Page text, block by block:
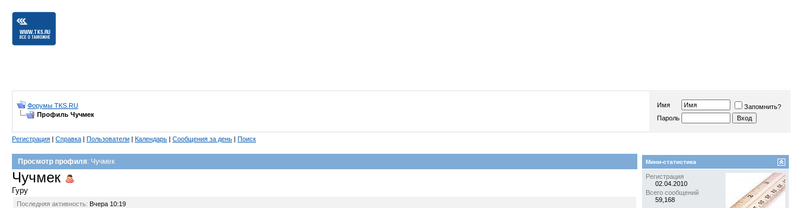
Форумы TKS.RU
Профиль Чучмек
Имя
Запомнить?
Пароль
Регистрация | Справка | Пользователи | Календарь | Сообщения за день | Поиск
Просмотр профиля: Чучмек
Чучмек
Гуру
Последняя активность: Вчера 10:19
Мини-статистика
Регистрация
02.04.2010
Всего сообщений
59,168